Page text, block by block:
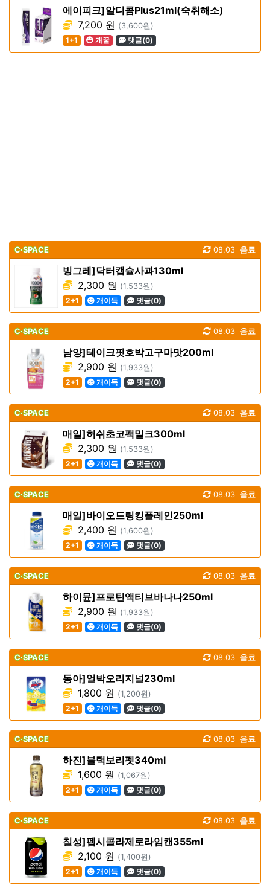
에이피크]알디콤Plus21ml(숙취해소)
7,200 원 (3,600원)
1+1
개꿀 댓글(0)
C·SPACE 음료
08.03
빙그레]닥터캡슐사과130ml
2,300 원 (1,533원)
2+1
개이득 댓글(0)
C·SPACE 음료
08.03
남양]테이크핏호박고구마맛200ml
2,900 원 (1,933원)
2+1
개이득 댓글(0)
C·SPACE 음료
08.03
매일]허쉬초코팩밀크300ml
2,300 원 (1,533원)
2+1
개이득 댓글(0)
C·SPACE 음료
08.03
매일]바이오드링킹플레인250ml
2,400 원 (1,600원)
2+1
개이득 댓글(0)
C·SPACE 음료
08.03
하이뮨]프로틴액티브바나나250ml
2,900 원 (1,933원)
2+1
개이득 댓글(0)
C·SPACE 음료
08.03
동아]얼박오리지널230ml
1,800 원 (1,200원)
2+1
개이득 댓글(0)
C·SPACE 음료
08.03
하진]블랙보리펫340ml
1,600 원 (1,067원)
2+1
개이득 댓글(0)
C·SPACE 음료
08.03
칠성]펩시콜라제로라임캔355ml
2,100 원 (1,400원)
2+1
개이득 댓글(0)